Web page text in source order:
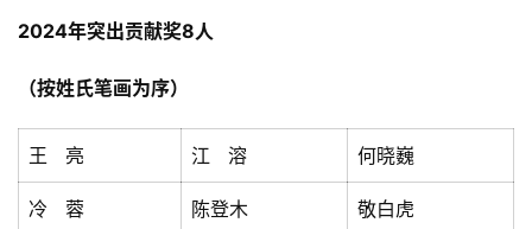
作
态
艺
2024年突出贡献奖8人
（按姓氏笔画为序）
王 亮 江 溶 何晓巍
冷 蓉 陈登木 敬白虎